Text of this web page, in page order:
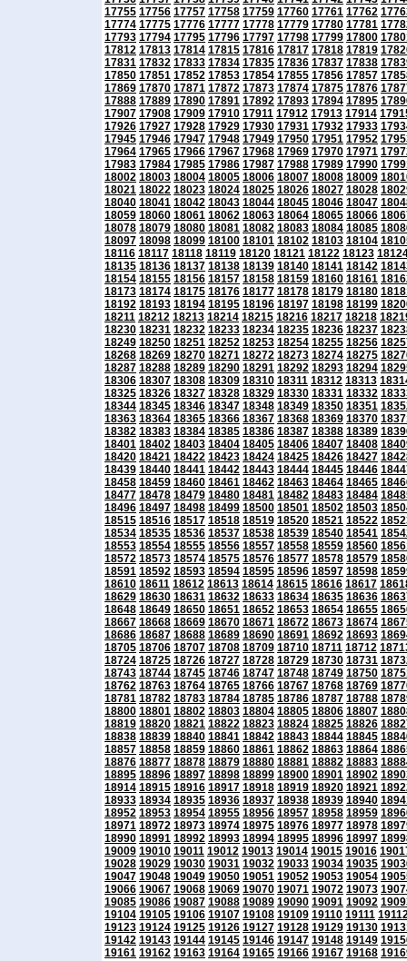
17755 17756 17757 17758 17759 17760 17761 17762
17774 17775 17776 17777 17778 17779 17780 17781
17793 17794 17795 17796 17797 17798 17799 17800
17812 17813 17814 17815 17816 17817 17818 17819
17831 17832 17833 17834 17835 17836 17837 17838
17850 17851 17852 17853 17854 17855 17856 17857
17869 17870 17871 17872 17873 17874 17875 17876
17888 17889 17890 17891 17892 17893 17894 17895
17907 17908 17909 17910 17911 17912 17913 17914
17926 17927 17928 17929 17930 17931 17932 17933
17945 17946 17947 17948 17949 17950 17951 17952
17964 17965 17966 17967 17968 17969 17970 17971
17983 17984 17985 17986 17987 17988 17989 17990
18002 18003 18004 18005 18006 18007 18008 18009
18021 18022 18023 18024 18025 18026 18027 18028
18040 18041 18042 18043 18044 18045 18046 18047
18059 18060 18061 18062 18063 18064 18065 18066
18078 18079 18080 18081 18082 18083 18084 18085
18097 18098 18099 18100 18101 18102 18103 18104
18116 18117 18118 18119 18120 18121 18122 18123
18135 18136 18137 18138 18139 18140 18141 18142
18154 18155 18156 18157 18158 18159 18160 18161
18173 18174 18175 18176 18177 18178 18179 18180
18192 18193 18194 18195 18196 18197 18198 18199
18211 18212 18213 18214 18215 18216 18217 18218
18230 18231 18232 18233 18234 18235 18236 18237
18249 18250 18251 18252 18253 18254 18255 18256
18268 18269 18270 18271 18272 18273 18274 18275
18287 18288 18289 18290 18291 18292 18293 18294
18306 18307 18308 18309 18310 18311 18312 18313
18325 18326 18327 18328 18329 18330 18331 18332
18344 18345 18346 18347 18348 18349 18350 18351
18363 18364 18365 18366 18367 18368 18369 18370
18382 18383 18384 18385 18386 18387 18388 18389
18401 18402 18403 18404 18405 18406 18407 18408
18420 18421 18422 18423 18424 18425 18426 18427
18439 18440 18441 18442 18443 18444 18445 18446
18458 18459 18460 18461 18462 18463 18464 18465
18477 18478 18479 18480 18481 18482 18483 18484
18496 18497 18498 18499 18500 18501 18502 18503
18515 18516 18517 18518 18519 18520 18521 18522
18534 18535 18536 18537 18538 18539 18540 18541
18553 18554 18555 18556 18557 18558 18559 18560
18572 18573 18574 18575 18576 18577 18578 18579
18591 18592 18593 18594 18595 18596 18597 18598
18610 18611 18612 18613 18614 18615 18616 18617
18629 18630 18631 18632 18633 18634 18635 18636
18648 18649 18650 18651 18652 18653 18654 18655
18667 18668 18669 18670 18671 18672 18673 18674
18686 18687 18688 18689 18690 18691 18692 18693
18705 18706 18707 18708 18709 18710 18711 18712
18724 18725 18726 18727 18728 18729 18730 18731
18743 18744 18745 18746 18747 18748 18749 18750
18762 18763 18764 18765 18766 18767 18768 18769
18781 18782 18783 18784 18785 18786 18787 18788
18800 18801 18802 18803 18804 18805 18806 18807
18819 18820 18821 18822 18823 18824 18825 18826
18838 18839 18840 18841 18842 18843 18844 18845
18857 18858 18859 18860 18861 18862 18863 18864
18876 18877 18878 18879 18880 18881 18882 18883
18895 18896 18897 18898 18899 18900 18901 18902
18914 18915 18916 18917 18918 18919 18920 18921
18933 18934 18935 18936 18937 18938 18939 18940
18952 18953 18954 18955 18956 18957 18958 18959
18971 18972 18973 18974 18975 18976 18977 18978
18990 18991 18992 18993 18994 18995 18996 18997
19009 19010 19011 19012 19013 19014 19015 19016
19028 19029 19030 19031 19032 19033 19034 19035
19047 19048 19049 19050 19051 19052 19053 19054
19066 19067 19068 19069 19070 19071 19072 19073
19085 19086 19087 19088 19089 19090 19091 19092
19104 19105 19106 19107 19108 19109 19110 19111
19123 19124 19125 19126 19127 19128 19129 19130
19142 19143 19144 19145 19146 19147 19148 19149
19161 19162 19163 19164 19165 19166 19167 19168